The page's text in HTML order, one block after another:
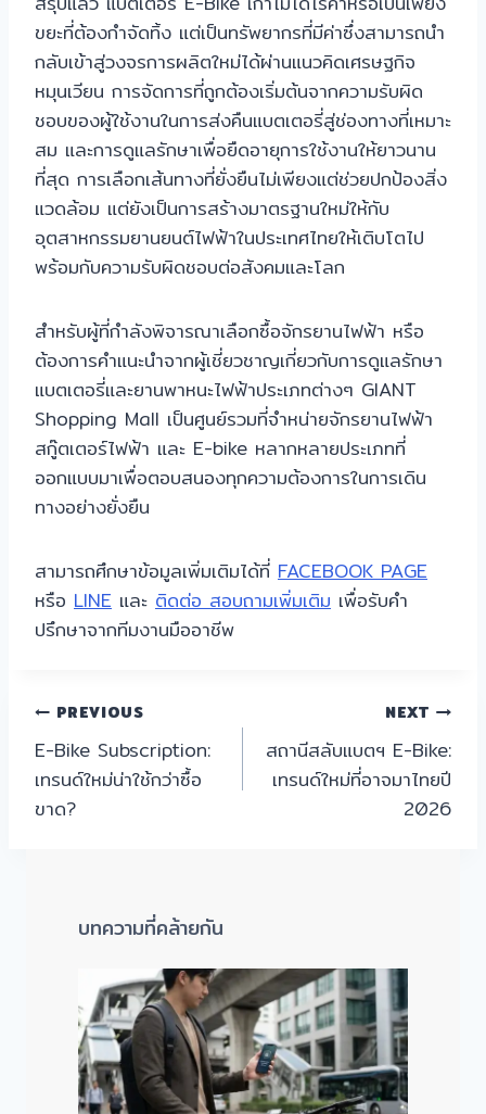
ขยะที่ต้องกำจัดทิ้ง แต่เป็นทรัพยากรที่มีค่าซึ่งสามารถนำ
กลับเข้าสู่วงจรการผลิตใหม่ได้ผ่านแนวคิดเศรษฐกิจ
หมุนเวียน การจัดการที่ถูกต้องเริ่มต้นจากความรับผิด
ชอบของผู้ใช้งานในการส่งคืนแบตเตอรี่สู่ช่องทางที่เหมาะ
สม และการดูแลรักษาเพื่อยืดอายุการใช้งานให้ยาวนาน
ที่สุด การเลือกเส้นทางที่ยั่งยืนไม่เพียงแต่ช่วยปกป้องสิ่ง
แวดล้อม แต่ยังเป็นการสร้างมาตรฐานใหม่ให้กับ
อุตสาหกรรมยานยนต์ไฟฟ้าในประเทศไทยให้เติบโตไป
พร้อมกับความรับผิดชอบต่อสังคมและโลก
สำหรับผู้ที่กำลังพิจารณาเลือกซื้อจักรยานไฟฟ้า หรือ
ต้องการคำแนะนำจากผู้เชี่ยวชาญเกี่ยวกับการดูแลรักษา
แบตเตอรี่และยานพาหนะไฟฟ้าประเภทต่างๆ GIANT
Shopping Mall เป็นศูนย์รวมที่จำหน่ายจักรยานไฟฟ้า
สกู๊ตเตอร์ไฟฟ้า และ E-bike หลากหลายประเภทที่
ออกแบบมาเพื่อตอบสนองทุกความต้องการในการเดิน
ทางอย่างยั่งยืน
สามารถศึกษาข้อมูลเพิ่มเติมได้ที่ FACEBOOK PAGE
หรือ LINE และ ติดต่อ สอบถามเพิ่มเติม เพื่อรับคำ
ปรึกษาจากทีมงานมืออาชีพ
แนะแนว
เรื่อง
PREVIOUS
E-Bike Subscription:
เทรนด์ใหม่น่าใช้กว่าซื้อ
ขาด?
NEXT
สถานีสลับแบตฯ E-Bike:
เทรนด์ใหม่ที่อาจมาไทยปี
2026
บทความที่คล้ายกัน